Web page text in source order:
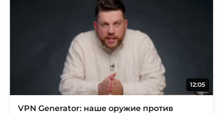
12:05
VPN Generator: наше оружие против